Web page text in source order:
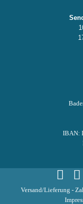
IBAN:
Versand/Lieferung -